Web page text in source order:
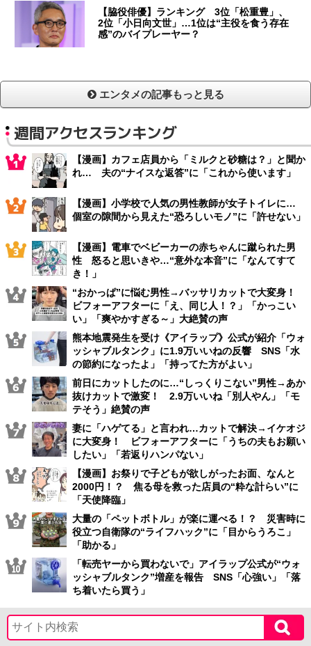
【脇役俳優】ランキング 3位「松重豊」、
2位「小日向文世」…1位は“主役を食う存在
感”のバイプレーヤー？
エンタメの記事もっと見る
週間アクセスランキング
【漫画】カフェ店員から「ミルクと砂糖は？」と聞か
れ… 夫の“ナイスな返答”に「これから使います」
【漫画】小学校で人気の男性教師が女子トイレに…
個室の隙間から見えた“恐ろしいモノ”に「許せない」
【漫画】電車でベビーカーの赤ちゃんに蹴られた男
性 怒ると思いきや…“意外な本音”に「なんてすて
き！」
“おかっぱ”に悩む男性→バッサリカットで大変身！
ビフォーアフターに「え、同じ人！？」「かっこい
い」「爽やかすぎる～」大絶賛の声
熊本地震発生を受け《アイラップ》公式が紹介「ウォ
ッシャブルタンク」に1.9万いいねの反響 SNS「水
の節約になったよ」「持ってた方がよい」
前日にカットしたのに…“しっくりこない”男性→あか
抜けカットで激変！ 2.9万いいね「別人やん」「モ
テそう」絶賛の声
妻に「ハゲてる」と言われ…カットで解決→イケオジ
に大変身！ ビフォーアフターに「うちの夫もお願い
したい」「若返りハンパない」
【漫画】お祭りで子どもが欲しがったお面、なんと
2000円！？ 焦る母を救った店員の“粋な計らい”に
「天使降臨」
大量の「ペットボトル」が楽に運べる！？ 災害時に
役立つ自衛隊の“ライフハック”に「目からうろこ」
「助かる」
「転売ヤーから買わないで」アイラップ公式が“ウォ
ッシャブルタンク”増産を報告 SNS「心強い」「落
ち着いたら買う」